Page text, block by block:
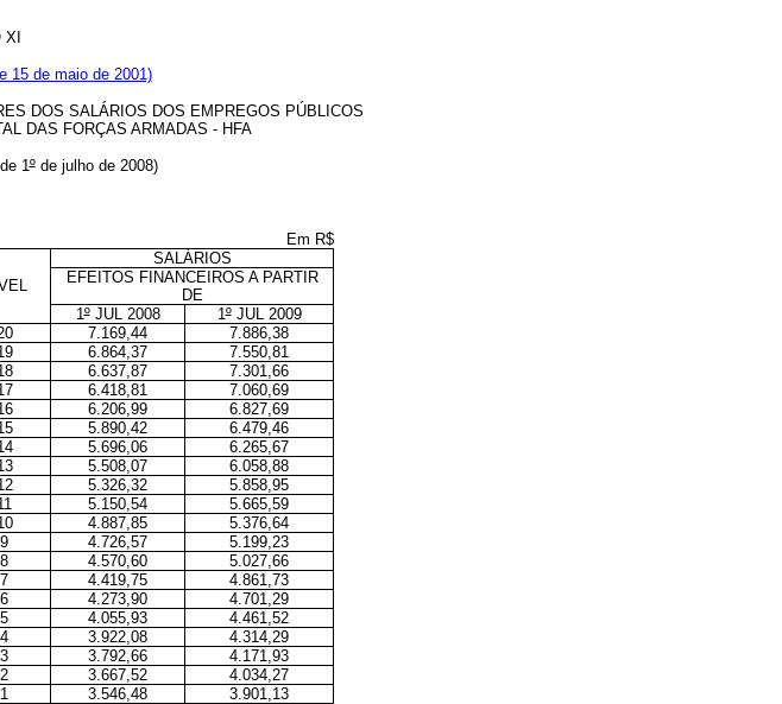
15 de maio de 2001)
DOS SALÁRIOS DOS EMPREGOS PÚBLICOS
DAS FORÇAS ARMADAS - HFA
1ºde julho de 2008)
Em R$
SALÁRIOS
EFEITOS FINANCEIROS A PARTIR
DE
1ºJUL 2008 1ºJUL 2009
7.169,44
7.886,38
6.864,37
7.550,81
6.637,87
7.301,66
6.418,81
7.060,69
6.206,99 6.827,69
5.890,42
6.479,46
5.696,06
6.265,67
5.508,07
6.058,88
5.326,32
5.858,95
5.150,54 5.665,59
4.887,85
5.376,64
9
4.726,57
5.199,23
8
4.570,60
5.027,66
7
4.419,75
4.861,73
6
4.273,90 4.701,29
5 4.055,93
4.461,52
4
3.922,08
4.314,29
3
3.792,66
4.171,93
2
3.667,52
4.034,27
1
3.546,48 3.901,13